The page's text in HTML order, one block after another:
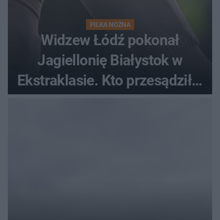
PIŁKA NOŻNA
Widzew Łódź pokonał
Jagiellonię Białystok w
Ekstraklasie. Kto przesądził o